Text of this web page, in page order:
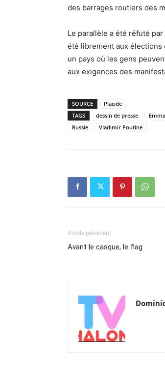
des barrages routiers des
Le parallèle a été réfuté
été librement aux élections
un pays où les gens
aux exigences des
SOURCE
Placide
TAGS
dessin de presse
Russie
Vladimir Poutine
Article précédent
Avant le casque, le flag